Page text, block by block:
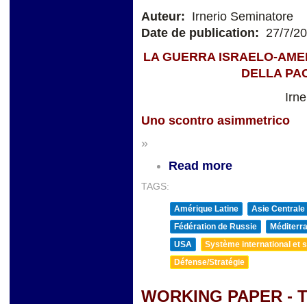
Auteur: Irnerio Seminatore
Date de publication: 27/7/
LA GUERRA ISRAELO-
DELLA
Uno scontro asimmetrico
»
Read more
TAGS:
Amérique Latine
Asie Centrale
Fédération de Russie
USA
Système international et
Défense/Stratégie
WORKING PAPER -